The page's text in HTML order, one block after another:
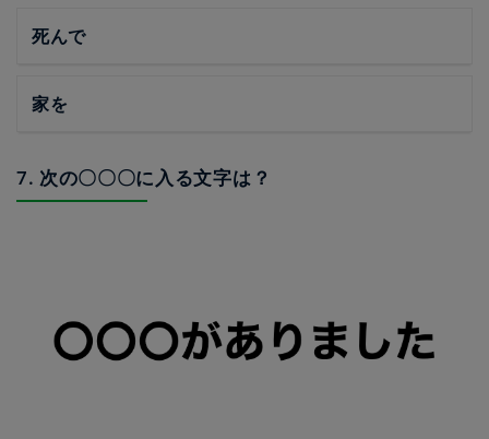
死んで
家を
7. 次の〇〇〇に入る文字は？